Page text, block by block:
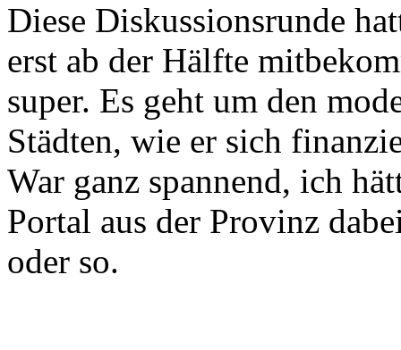
Diese Diskussionsrunde
erst ab der Hälfte
super. Es geht um den
Städten, wie er sich
War ganz spannend, ich
Portal aus der Provinz
oder so.